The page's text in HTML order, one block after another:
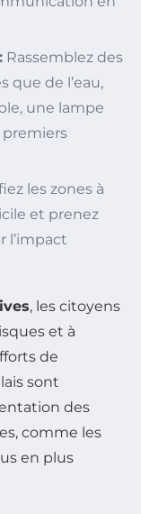
Rassemblez des
que de l’eau,
une lampe
les zones à
et prenez
l’impact
, les citoyens
et à
de
sont
des
comme les
en plus